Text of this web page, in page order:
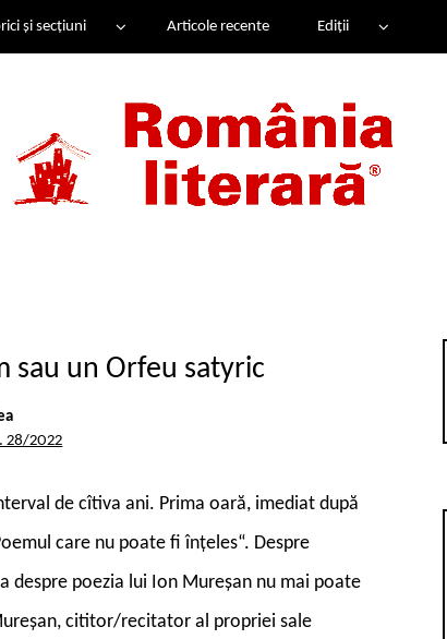
și secțiuni Articole recente Ediții
sau un Orfeu satyric
28/2022
de cîtiva ani. Prima oară, imediat după
care nu poate fi înţeles“. Despre
despre poezia lui Ion Mureşan nu mai poate
cititor/recitator al propriei sale